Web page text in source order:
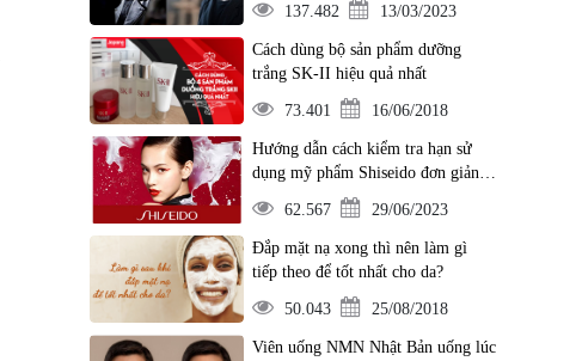
137.482 13/03/2023
Cách dùng bộ sản phẩm dưỡng
trắng SK-II hiệu quả nhất
73.401 16/06/2018
Hướng dẫn cách kiểm tra hạn sử
dụng mỹ phẩm Shiseido đơn giản
nhất
62.567 29/06/2023
Đắp mặt nạ xong thì nên làm gì
tiếp theo để tốt nhất cho da?
50.043 25/08/2018
Viên uống NMN Nhật Bản uống lúc